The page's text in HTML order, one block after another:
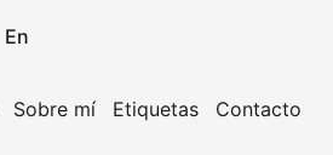
En
Sobre mí Etiquetas Contacto